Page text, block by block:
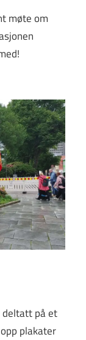
møte om
deltatt på et
plakater